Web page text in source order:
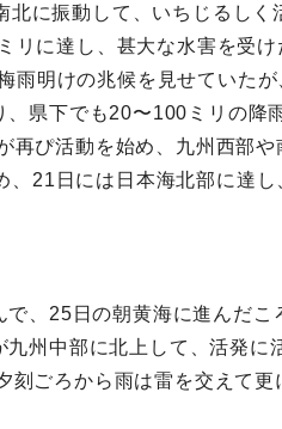
に振動して、いちじるし
に達し、甚大な水害を受け
明けの兆候を見せていた
県下でも20〜100ミリの降
ぴ活動を始め、九州西部
21日には日本海北部に達し
、25日の朝黄海に進んだ
州中部に北上して、活発
ごろから雨は雷を交えて